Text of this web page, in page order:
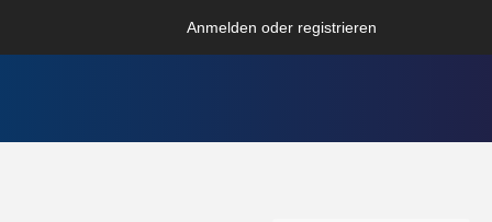
Anmelden oder registrieren